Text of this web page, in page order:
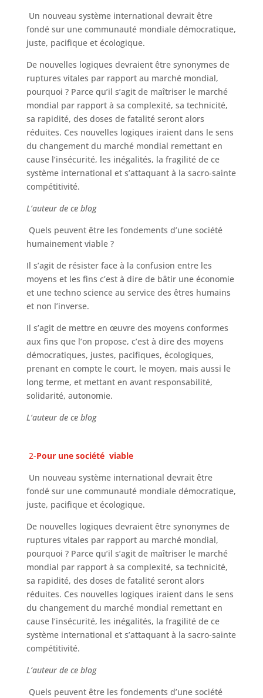
Un nouveau système international devrait être
fondé sur une communauté mondiale démocratique,
juste, pacifique et écologique.
De nouvelles logiques devraient être synonymes de
ruptures vitales par rapport au marché mondial,
pourquoi ? Parce qu’il s’agit de maîtriser le marché
mondial par rapport à sa complexité, sa technicité,
sa rapidité, des doses de fatalité seront alors
réduites. Ces nouvelles logiques iraient dans le sens
du changement du marché mondial remettant en
cause l’insécurité, les inégalités, la fragilité de ce
système international et s’attaquant à la sacro-sainte
compétitivité.
L’auteur de ce blog
Quels peuvent être les fondements d’une société
humainement viable ?
Il s’agit de résister face à la confusion entre les
moyens et les fins c’est à dire de bâtir une économie
et une techno science au service des êtres humains
et non l’inverse.
Il s’agit de mettre en œuvre des moyens conformes
aux fins que l’on propose, c’est à dire des moyens
démocratiques, justes, pacifiques, écologiques,
prenant en compte le court, le moyen, mais aussi le
long terme, et mettant en avant responsabilité,
solidarité, autonomie.
L’auteur de ce blog
2-Pour une société viable
Un nouveau système international devrait être
fondé sur une communauté mondiale démocratique,
juste, pacifique et écologique.
De nouvelles logiques devraient être synonymes de
ruptures vitales par rapport au marché mondial,
pourquoi ? Parce qu’il s’agit de maîtriser le marché
mondial par rapport à sa complexité, sa technicité,
sa rapidité, des doses de fatalité seront alors
réduites. Ces nouvelles logiques iraient dans le sens
du changement du marché mondial remettant en
cause l’insécurité, les inégalités, la fragilité de ce
système international et s’attaquant à la sacro-sainte
compétitivité.
L’auteur de ce blog
Quels peuvent être les fondements d’une société